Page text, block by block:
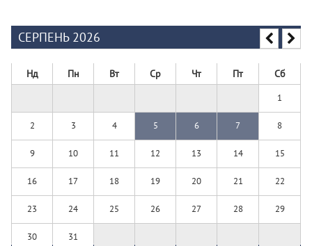
СЕРПЕНЬ 2026
Нд Пн Вт Ср Чт Пт Сб
1
2 3 4 5 6 7 8
9 10 11 12 13 14 15
16 17 18 19 20 21 22
23 24 25 26 27 28 29
30 31